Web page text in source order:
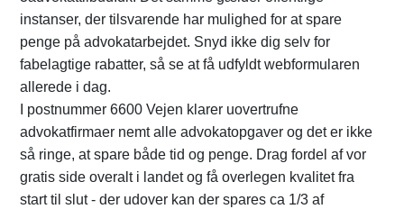
instanser, der tilsvarende har mulighed for at spare
penge på advokatarbejdet. Snyd ikke dig selv for
fabelagtige rabatter, så se at få udfyldt webformularen
allerede i dag.
I postnummer 6600 Vejen klarer uovertrufne
advokatfirmaer nemt alle advokatopgaver og det er ikke
så ringe, at spare både tid og penge. Drag fordel af vor
gratis side overalt i landet og få overlegen kvalitet fra
start til slut - der udover kan der spares ca 1/3 af